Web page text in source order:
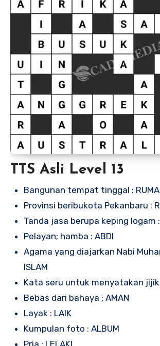
TTS Asli Level 13
Bangunan tempat tinggal :
Provinsi beribukota Pekanbaru :
Tanda jasa berupa keping logam :
Pelayan; hamba : ABDI
Agama yang diajarkan Nabi
ISLAM
Kata seru untuk menyatakan
Bebas dari bahaya : AMAN
Layak : LAIK
Kumpulan foto : ALBUM